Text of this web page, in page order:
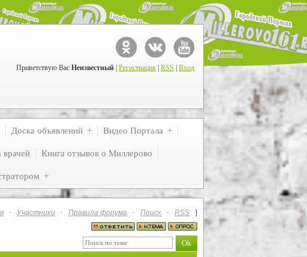
Приветствую Вас Неизвестный Регистрация RSS Вход
Доска объявлений Видео Портала
врачей Книга отзывов о Миллерово
· Участники · Правила форума · Поиск · RSS
]